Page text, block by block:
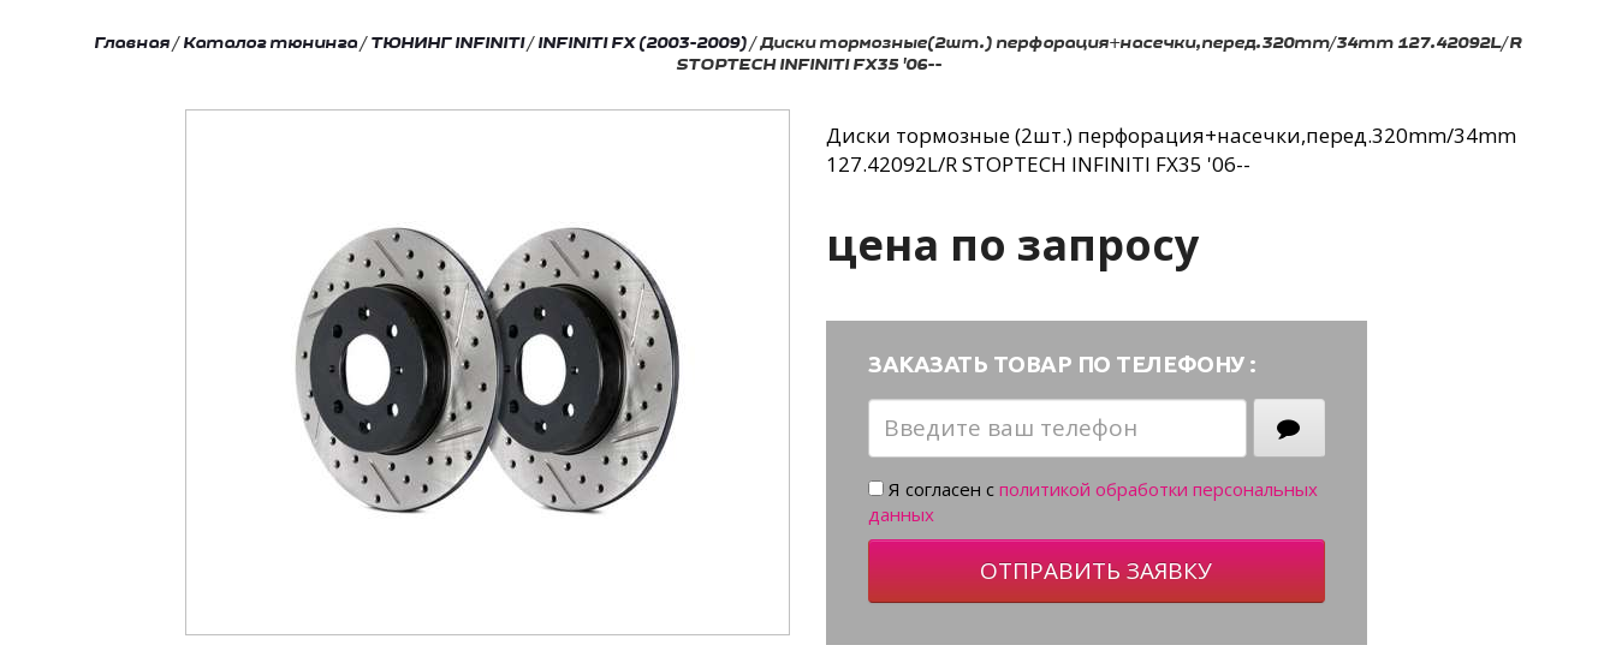
Главная/Каталог тюнинга/ТЮНИНГ INFINITI/INFINITI FX (2003-2009)/Диски тормозные(2шт.) перфорация+насечки,перед.320mm/34mm 127.42092L/R
STOPTECH INFINITI FX35 '06--
Диски тормозные(2шт.) перфорация+насечки,перед.320mm/34mm
127.42092L/R STOPTECH INFINITI FX35 '06--
цена по запросу
ЗАКАЗАТЬ ТОВАР ПО ТЕЛЕФОНУ :
Я согласен с политикой обработки персональных
данных
ОТПРАВИТЬ ЗАЯВКУ